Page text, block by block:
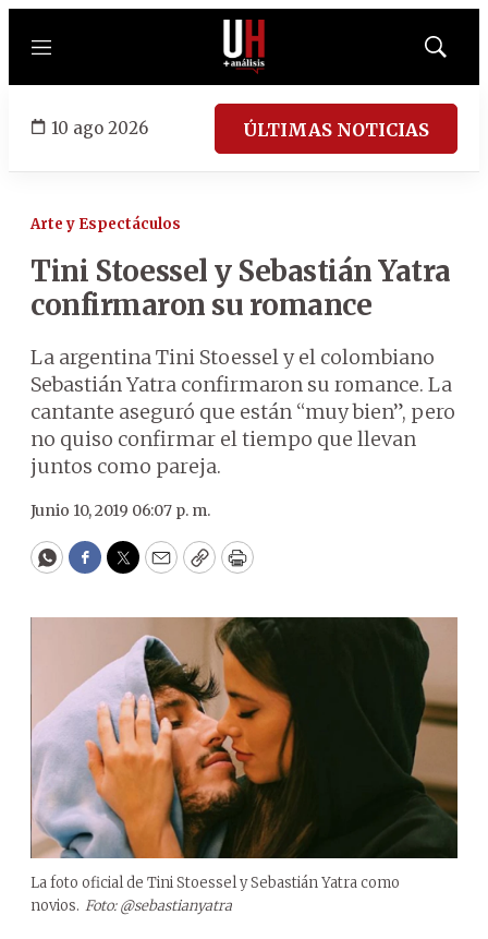
Menú
Mostrar
10 ago 2026 ÚLTIMAS NOTICIAS
Arte y Espectáculos
Tini Stoessel y Sebastián Yatra
confirmaron su romance
La argentina Tini Stoessel y el colombiano
Sebastián Yatra confirmaron su romance. La
cantante aseguró que están “muy bien”, pero
no quiso confirmar el tiempo que llevan
juntos como pareja.
Junio 10, 2019 06:07 p. m.
WhatsApp
Facebook
Twitter
EmailCopyPrint
La foto oficial de Tini Stoessel y Sebastián Yatra como
novios. Foto: @sebastianyatra